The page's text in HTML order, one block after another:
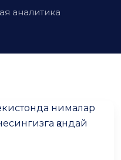
аналитика